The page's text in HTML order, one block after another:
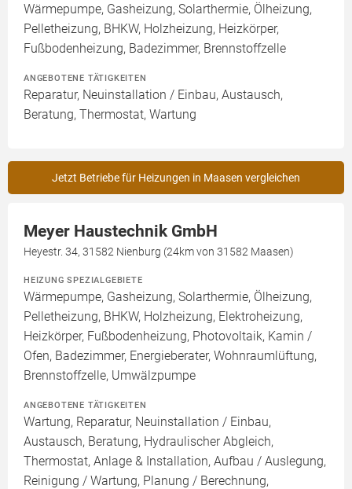
Wärmepumpe, Gasheizung, Solarthermie, Ölheizung,
Pelletheizung, BHKW, Holzheizung, Heizkörper,
Fußbodenheizung, Badezimmer, Brennstoffzelle
ANGEBOTENE TÄTIGKEITEN
Reparatur, Neuinstallation / Einbau, Austausch,
Beratung, Thermostat, Wartung
Jetzt Betriebe für Heizungen in Maasen vergleichen
Meyer Haustechnik GmbH
Heyestr. 34, 31582 Nienburg (24km von 31582 Maasen)
HEIZUNG SPEZIALGEBIETE
Wärmepumpe, Gasheizung, Solarthermie, Ölheizung,
Pelletheizung, BHKW, Holzheizung, Elektroheizung,
Heizkörper, Fußbodenheizung, Photovoltaik, Kamin /
Ofen, Badezimmer, Energieberater, Wohnraumlüftung,
Brennstoffzelle, Umwälzpumpe
ANGEBOTENE TÄTIGKEITEN
Wartung, Reparatur, Neuinstallation / Einbau,
Austausch, Beratung, Hydraulischer Abgleich,
Thermostat, Anlage & Installation, Aufbau / Auslegung,
Reinigung / Wartung, Planung / Berechnung,